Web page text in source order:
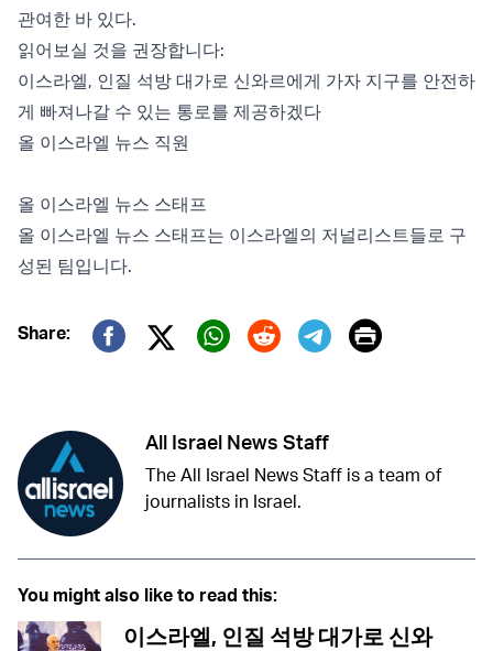
관여한 바 있다.
읽어보실 것을 권장합니다:
이스라엘, 인질 석방 대가로 신와르에게 가자 지구를 안전하
게 빠져나갈 수 있는 통로를 제공하겠다
올 이스라엘 뉴스 직원
올 이스라엘 뉴스 스태프
올 이스라엘 뉴스 스태프는 이스라엘의 저널리스트들로 구
성된 팀입니다.
Share:
Twitter (X)
Print
All Israel News Staff
The All Israel News Staff is a team of
journalists in Israel.
You might also like to read this:
이스라엘, 인질 석방 대가로 신와